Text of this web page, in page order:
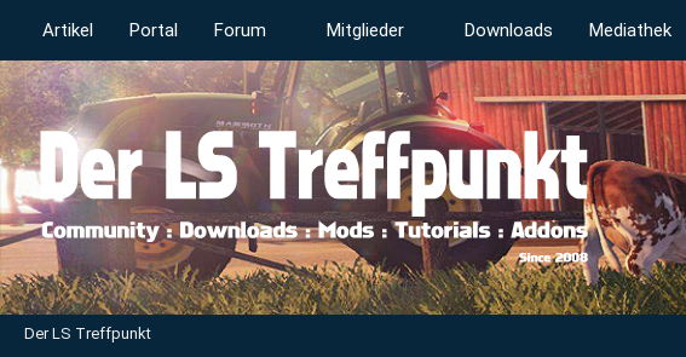
Artikel Portal Forum Mitglieder Downloads Mediathek
Der LS Treffpunkt